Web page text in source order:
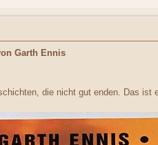
Garth Ennis
die nicht gut enden. Das ist